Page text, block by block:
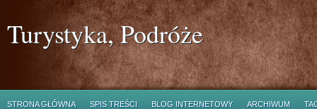
Turystyka, Podróże
STRONA GŁÓWNA SPIS TREŚCI BLOG INTERNETOWY ARCHIWUM